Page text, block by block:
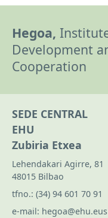
Hegoa,
Development
Cooperation
SEDE CENTRAL
EHU
Zubiria Etxea
Lehendakari Agirre, 81
48015 Bilbao
tfno.: (34) 94 601 70 91
e-mail: hegoa@ehu.eus